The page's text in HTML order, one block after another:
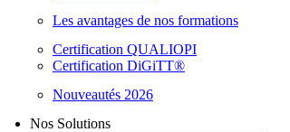
Les avantages de nos formations
Certification QUALIOPI
Certification DiGiTT®
Nouveautés 2026
Nos Solutions